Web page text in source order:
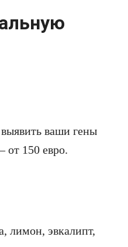
ваши гены
от 150 евро.
лимон, эвкалипт,